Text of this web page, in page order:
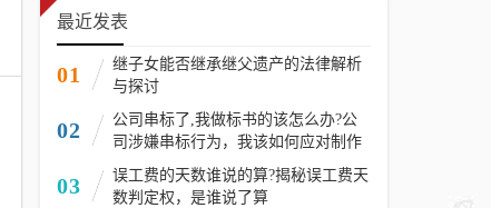
最近发表
01
继子女能否继承继父遗产的法律解析
与探讨
02
公司串标了,我做标书的该怎么办?公
司涉嫌串标行为，我该如何应对制作
标书的风险？
03
误工费的天数谁说的算?揭秘误工费天
数判定权，是谁说了算